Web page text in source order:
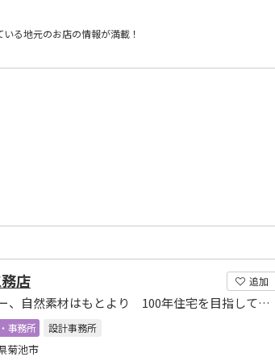
いる地元のお店の情報が満載！
追加
店
近年のバリアフリー、自然素材はもとより 100年住宅を目指しております
事務所
設計事務所
菊池市